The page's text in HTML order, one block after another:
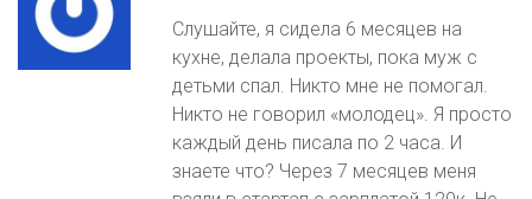
Слушайте, я сидела 6 месяцев на
кухне, делала проекты, пока муж с
детьми спал. Никто мне не помогал.
Никто не говорил «молодец». Я просто
каждый день писала по 2 часа. И
знаете что? Через 7 месяцев меня